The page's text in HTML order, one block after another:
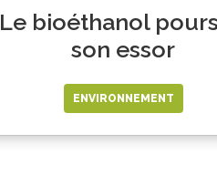
Le bioéthanol
son essor
ENVIRONNEMENT